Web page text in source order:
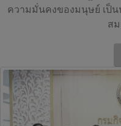
ความมั่นคงของมนุษย์ เป็
ส